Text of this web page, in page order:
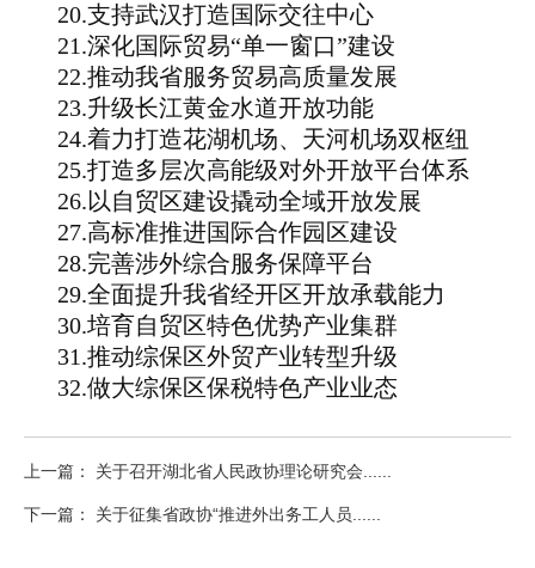
20.支持武汉打造国际交往中心
21.深化国际贸易“单一窗口”建设
22.推动我省服务贸易高质量发展
23.升级长江黄金水道开放功能
24.着力打造花湖机场、天河机场双枢纽
25.打造多层次高能级对外开放平台体系
26.以自贸区建设撬动全域开放发展
27.高标准推进国际合作园区建设
28.完善涉外综合服务保障平台
29.全面提升我省经开区开放承载能力
30.培育自贸区特色优势产业集群
31.推动综保区外贸产业转型升级
32.做大综保区保税特色产业业态
上一篇： 关于召开湖北省人民政协理论研究会......
下一篇： 关于征集省政协“推进外出务工人员......